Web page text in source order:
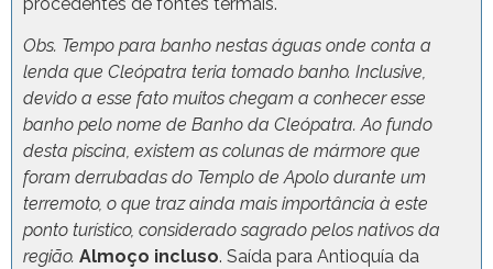
Obs. Tempo para banho nestas águas onde conta a
lenda que Cleópatra teria tomado banho. Inclusive,
devido a esse fato muitos chegam a conhecer esse
banho pelo nome de Banho da Cleópatra. Ao fundo
desta piscina, existem as colunas de mármore que
foram derrubadas do Templo de Apolo durante um
terremoto, o que traz ainda mais importância à este
ponto turístico, considerado sagrado pelos nativos da
região. Almoço incluso. Saída para Antioquía da